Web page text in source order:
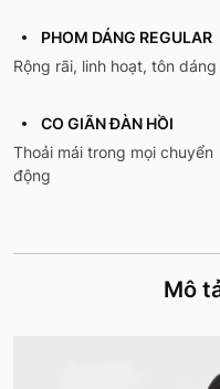
PHOM DÁNG REGULAR
Rộng rãi, linh hoạt, tôn dáng
CO GIÃN ĐÀN HỒI
Thoải mái trong mọi chuyển
động
Mô